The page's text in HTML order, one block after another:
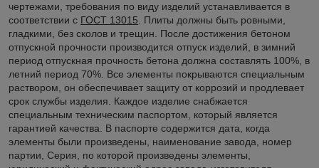
чертежами, требования по виду изделий устанавливается в
соответствии с ГОСТ 13015. Плиты должны быть ровными,
гладкими, без сколов и трещин. После достижения бетоном
отпускной прочности производится отпуск изделий, в зимний
период отпускная прочность бетона должна составлять 100%, в
летний период 70%. Все элементы покрываются специальным
раствором, он обеспечивает защиту от коррозий и продлевает
срок службы изделия. Каждое изделие снабжается
специальным техническим паспортом, который является
гарантией качества. В паспорте содержится дата, когда
элементы были произведены, наименование завода, номер
партии, Серия, по которой произведены элементы,